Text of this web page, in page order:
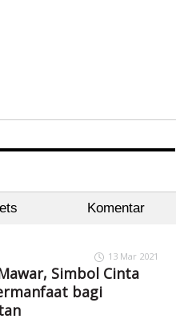
Komentar
13 Mar 2021
Simbol Cinta
bagi